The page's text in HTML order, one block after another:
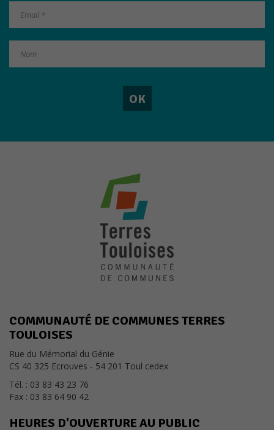
COMMUNAUTÉ DE COMMUNES TERRES
TOULOISES
Rue du Mémorial du Génie
CS 40 325 Ecrouves - 54 201 Toul cedex
Tél. : 03 83 43 23 76
Fax : 03 83 64 90 42
HEURES D'OUVERTURE AU PUBLIC
Nécessaires
Statistiques
d'adapter le
visiteurs.
Pour